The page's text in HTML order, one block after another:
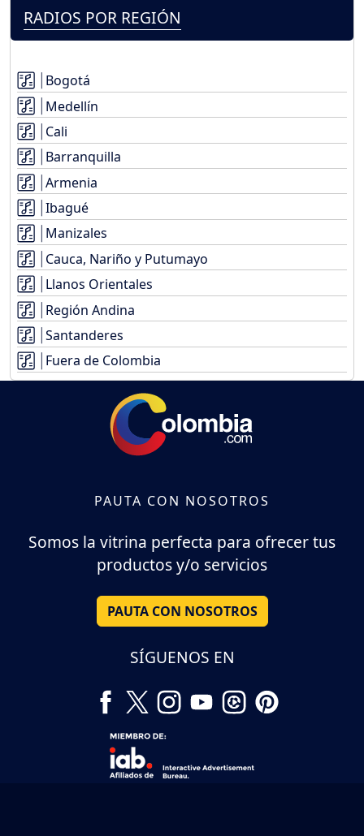
RADIOS POR REGIÓN
Bogotá
Medellín
Cali
Barranquilla
Armenia
Ibagué
Manizales
Cauca, Nariño y Putumayo
Llanos Orientales
Región Andina
Santanderes
Fuera de Colombia
PAUTA CON NOSOTROS
Somos la vitrina perfecta para ofrecer tus
productos y/o servicios
PAUTA CON NOSOTROS
SÍGUENOS EN